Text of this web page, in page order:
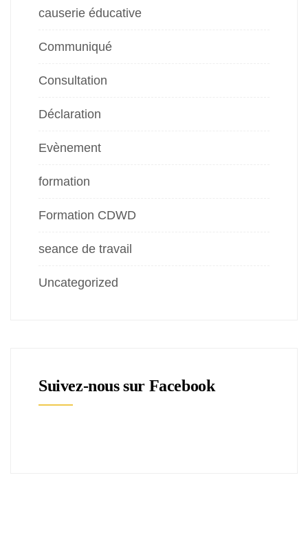
causerie éducative
Communiqué
Consultation
Déclaration
Evènement
formation
Formation CDWD
seance de travail
Uncategorized
Suivez-nous sur Facebook